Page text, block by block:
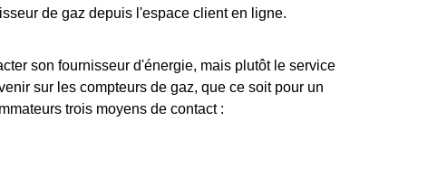
de gaz depuis l'espace client en ligne.
son fournisseur d'énergie, mais plutôt le service
sur les compteurs de gaz, que ce soit pour un
trois moyens de contact :